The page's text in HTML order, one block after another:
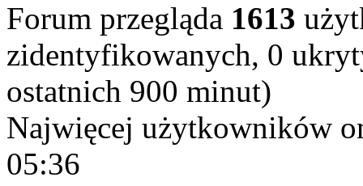
Forum przegląda 1613
zidentyfikowanych, 0
ostatnich 900 minut)
Najwięcej użytkowników
05:36